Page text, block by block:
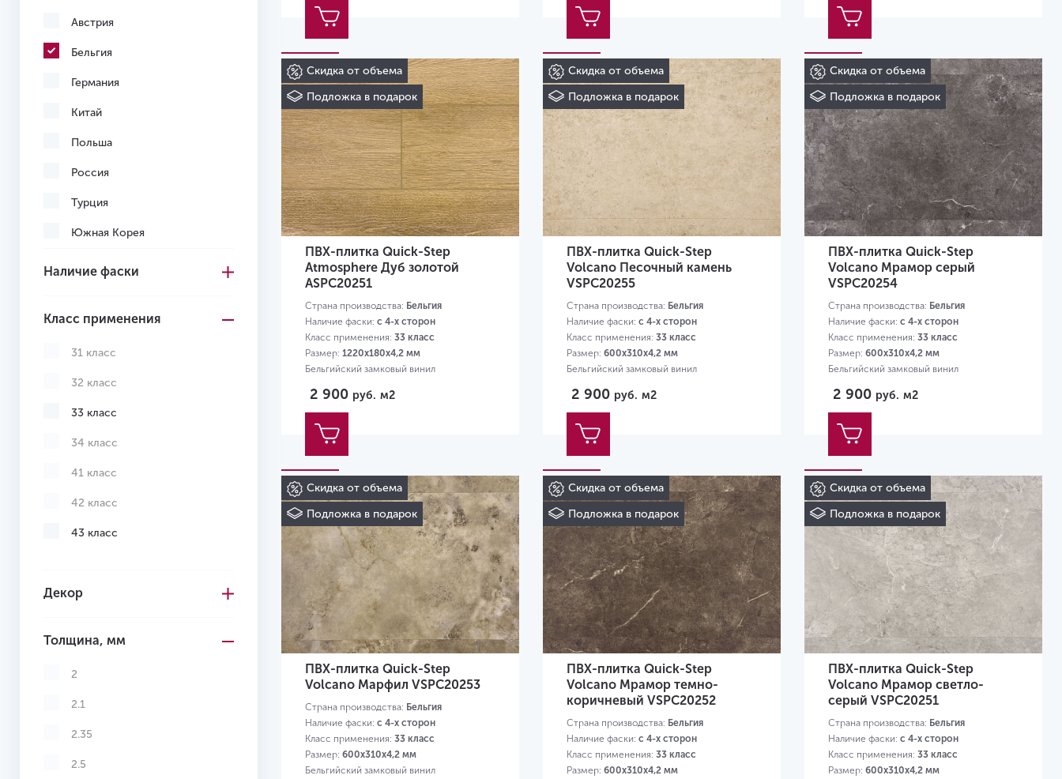
Светло-серый
Серо-коричневый
Серый
Темно-коричневый
Темно-серый
Черный
Желтый
Желто-красный
Австрия
Бельгия
Германия
Китай
Польша
Россия
Турция
Южная Корея
Наличие фаски
Класс применения
31 класс
32 класс
33 класс
34 класс
41 класс
42 класс
43 класс
Декор
Толщина, мм
2
2.1
2.35
2.5
Скидка от объема
Подложка в подарок
ПВХ-плитка Quick-Step
Atmosphere Дуб золотой
ASPC20251
Страна производства: Бельгия
Наличие фаски: с 4-х сторон
Класс применения: 33 класс
Размер: 1220х180х4,2 мм
Бельгийский замковый винил
2 900 руб. м2
Скидка от объема
Подложка в подарок
ПВХ-плитка Quick-Step
Volcano Песочный камень
VSPC20255
Страна производства: Бельгия
Наличие фаски: с 4-х сторон
Класс применения: 33 класс
Размер: 600х310х4,2 мм
Бельгийский замковый винил
2 900 руб. м2
Скидка от объема
Подложка в подарок
ПВХ-плитка Quick-Step
Volcano Мрамор серый
VSPC20254
Страна производства: Бельгия
Наличие фаски: с 4-х сторон
Класс применения: 33 класс
Размер: 600х310х4,2 мм
Бельгийский замковый винил
2 900 руб. м2
Скидка от объема
Подложка в подарок
ПВХ-плитка Quick-Step
Volcano Марфил VSPC20253
Страна производства: Бельгия
Наличие фаски: с 4-х сторон
Класс применения: 33 класс
Размер: 600х310х4,2 мм
Бельгийский замковый винил
Скидка от объема
Подложка в подарок
ПВХ-плитка Quick-Step
Volcano Мрамор темно-
коричневый VSPC20252
Страна производства: Бельгия
Наличие фаски: с 4-х сторон
Класс применения: 33 класс
Размер: 600х310х4,2 мм
Скидка от объема
Подложка в подарок
ПВХ-плитка Quick-Step
Volcano Мрамор светло-
серый VSPC20251
Страна производства: Бельгия
Наличие фаски: с 4-х сторон
Класс применения: 33 класс
Размер: 600х310х4,2 мм